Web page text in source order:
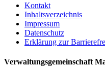
Kontakt
Inhaltsverzeichnis
Impressum
Datenschutz
Erklärung zur
Verwaltungsgemeinschaft